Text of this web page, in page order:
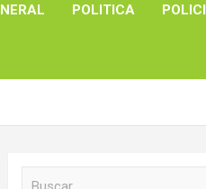
POLITICA